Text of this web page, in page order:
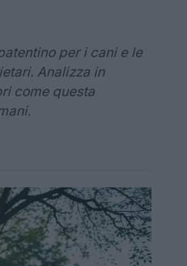
per i cani e le
Analizza in
come questa